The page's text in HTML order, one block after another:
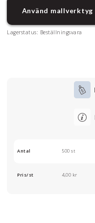
Använd mallverktyg
Lagerstatus: Beställningsvara
Antal 500 st
Pris/st 4,00 kr